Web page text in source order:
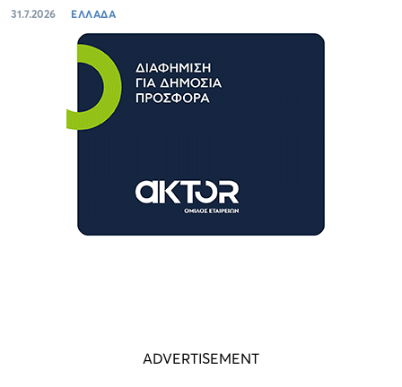
31.7.2026 ΕΛΛΑΔΑ